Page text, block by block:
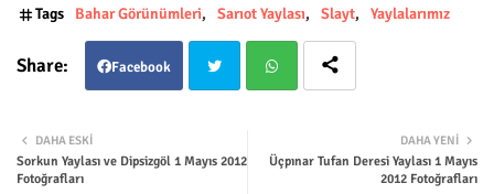
Tags Bahar Görünümleri Sarıot Yaylası Slayt Yaylalarımız
Facebook
ter tsap
DAHA YENI
Üçpınar Tufan Deresi Yaylası 1 Mayıs
2012 Fotoğrafları
DAHA ESKI
Sorkun Yaylası ve Dipsizgöl 1 Mayıs 2012
Fotoğrafları